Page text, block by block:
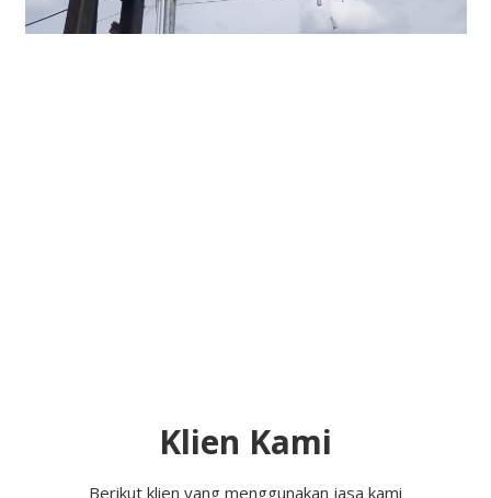
Klien Kami
Berikut klien yang menggunakan jasa kami